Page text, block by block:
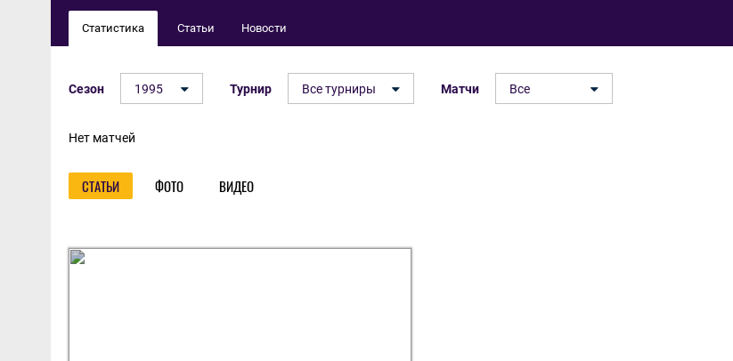
Статистика Статьи Новости
Сезон 1995 Турнир Все турниры Матчи Все
Нет матчей
СТАТЬИ ФОТО ВИДЕО